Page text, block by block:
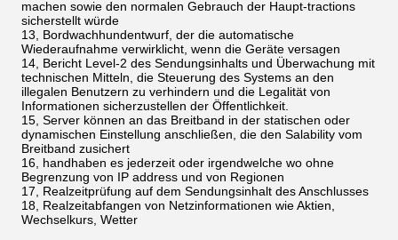
machen sowie den normalen Gebrauch der Haupt-tractions
sicherstellt würde
13, Bordwachhundentwurf, der die automatische
Wiederaufnahme verwirklicht, wenn die Geräte versagen
14, Bericht Level-2 des Sendungsinhalts und Überwachung mit
technischen Mitteln, die Steuerung des Systems an den
illegalen Benutzern zu verhindern und die Legalität von
Informationen sicherzustellen der Öffentlichkeit.
15, Server können an das Breitband in der statischen oder
dynamischen Einstellung anschließen, die den Salability vom
Breitband zusichert
16, handhaben es jederzeit oder irgendwelche wo ohne
Begrenzung von IP address und von Regionen
17, Realzeitprüfung auf dem Sendungsinhalt des Anschlusses
18, Realzeitabfangen von Netzinformationen wie Aktien,
Wechselkurs, Wetter